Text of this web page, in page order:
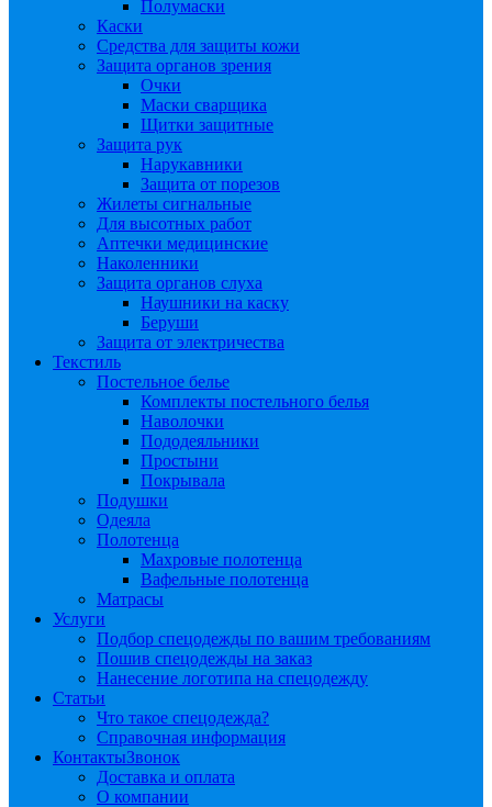
Полумаски
Каски
Средства для защиты кожи
Защита органов зрения
Очки
Маски сварщика
Щитки защитные
Защита рук
Нарукавники
Защита от порезов
Жилеты сигнальные
Для высотных работ
Аптечки медицинские
Наколенники
Защита органов слуха
Наушники на каску
Беруши
Защита от электричества
Текстиль
Постельное белье
Комплекты постельного белья
Наволочки
Пододеяльники
Простыни
Покрывала
Подушки
Одеяла
Полотенца
Махровые полотенца
Вафельные полотенца
Матрасы
Услуги
Подбор спецодежды по вашим требованиям
Пошив спецодежды на заказ
Нанесение логотипа на спецодежду
Статьи
Что такое спецодежда?
Справочная информация
КонтактыЗвонок
Доставка и оплата
О компании